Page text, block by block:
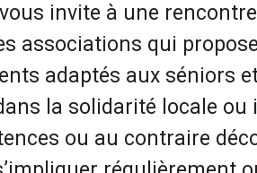
invite à une
associations qui
adaptés aux séniors
la solidarité locale
ou au contraire